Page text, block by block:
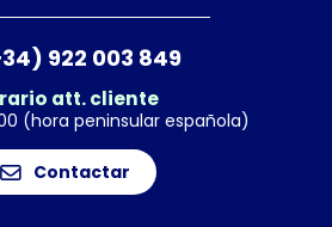
922 003 849
att. cliente
(hora peninsular española)
Contactar